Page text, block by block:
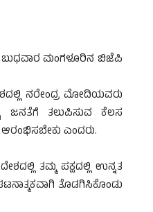
ಮಂಗಳೂರಿನ ಬಿಜೆಪಿ
ನರೇಂದ್ರ ಮೋದಿಯವರು
ಜನತೆಗೆ ತಲುಪಿಸುವ ಕೆಲಸ
ಎಂದರು.
ತಮ್ಮ ಪಕ್ಷದಲ್ಲಿ ಉನ್ನತ
ತೊಡಗಿಸಿಕೊಂಡು